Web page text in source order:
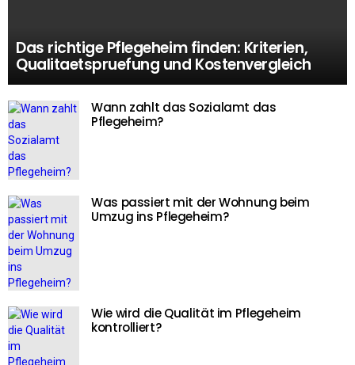
Das richtige Pflegeheim finden: Kriterien,
Qualitaetspruefung und Kostenvergleich
Wann zahlt das Sozialamt das
Pflegeheim?
Was passiert mit der Wohnung beim
Umzug ins Pflegeheim?
Wie wird die Qualität im Pflegeheim
kontrolliert?